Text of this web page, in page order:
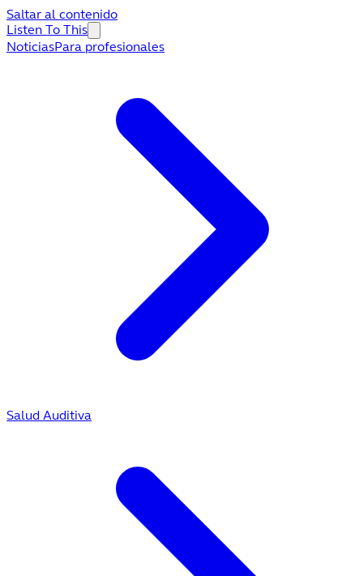
Saltar al contenido
Listen To This
NoticiasPara profesionales
Salud Auditiva